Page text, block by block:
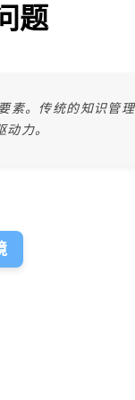
题
。传统的知识管
力。